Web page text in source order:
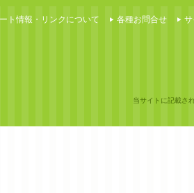
ト情報・リンクについて 各種お問合せ
当サイトに記載さ